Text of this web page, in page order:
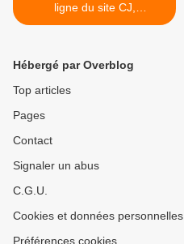
ligne du site CJ,
Communication Jeunesse,
Hébergé par Overblog
Top articles
Pages
Contact
Signaler un abus
C.G.U.
Cookies et données personnelles
Préférences cookies